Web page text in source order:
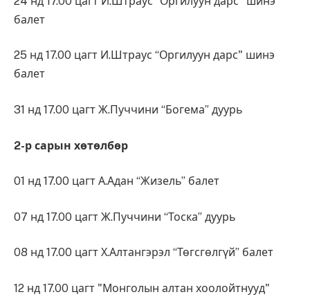
балет
25 нд 17.00 цагт И.Штраус “Оргилуун дарс" шинэ
балет
31 нд 17.00 цагт Ж.Пуччини “Богема” дуурь
2-р сарын хөтөлбөр
01 нд 17.00 цагт А.Адан “Жизель” балет
07 нд 17.00 цагт Ж.Пуччини “Тоска” дуурь
08 нд 17.00 цагт Х.Алтангэрэл “Төгсгөлгүй” балет
12 нд 17.00 цагт "Монголын алтан хоолойтнууд"